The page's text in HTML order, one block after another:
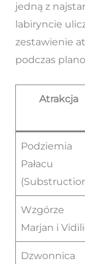
jedną z
labiryncie
zestawienie
podczas
Atrakcja
Podziemia
Pałacu
Wzgórze
Marjan i
Dzwonnica